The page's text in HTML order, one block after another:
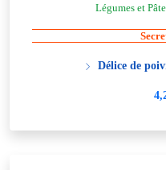
Légumes et
Délice de